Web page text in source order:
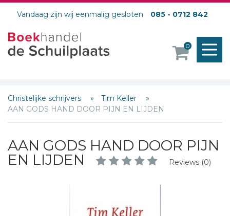
Vandaag zijn wij eenmalig gesloten 085 - 0712 842
0
Christelijke schrijvers
Tim Keller
AAN GODS HAND DOOR PIJN EN LIJDEN
AAN GODS HAND DOOR PIJN
EN LIJDEN
Reviews (0)